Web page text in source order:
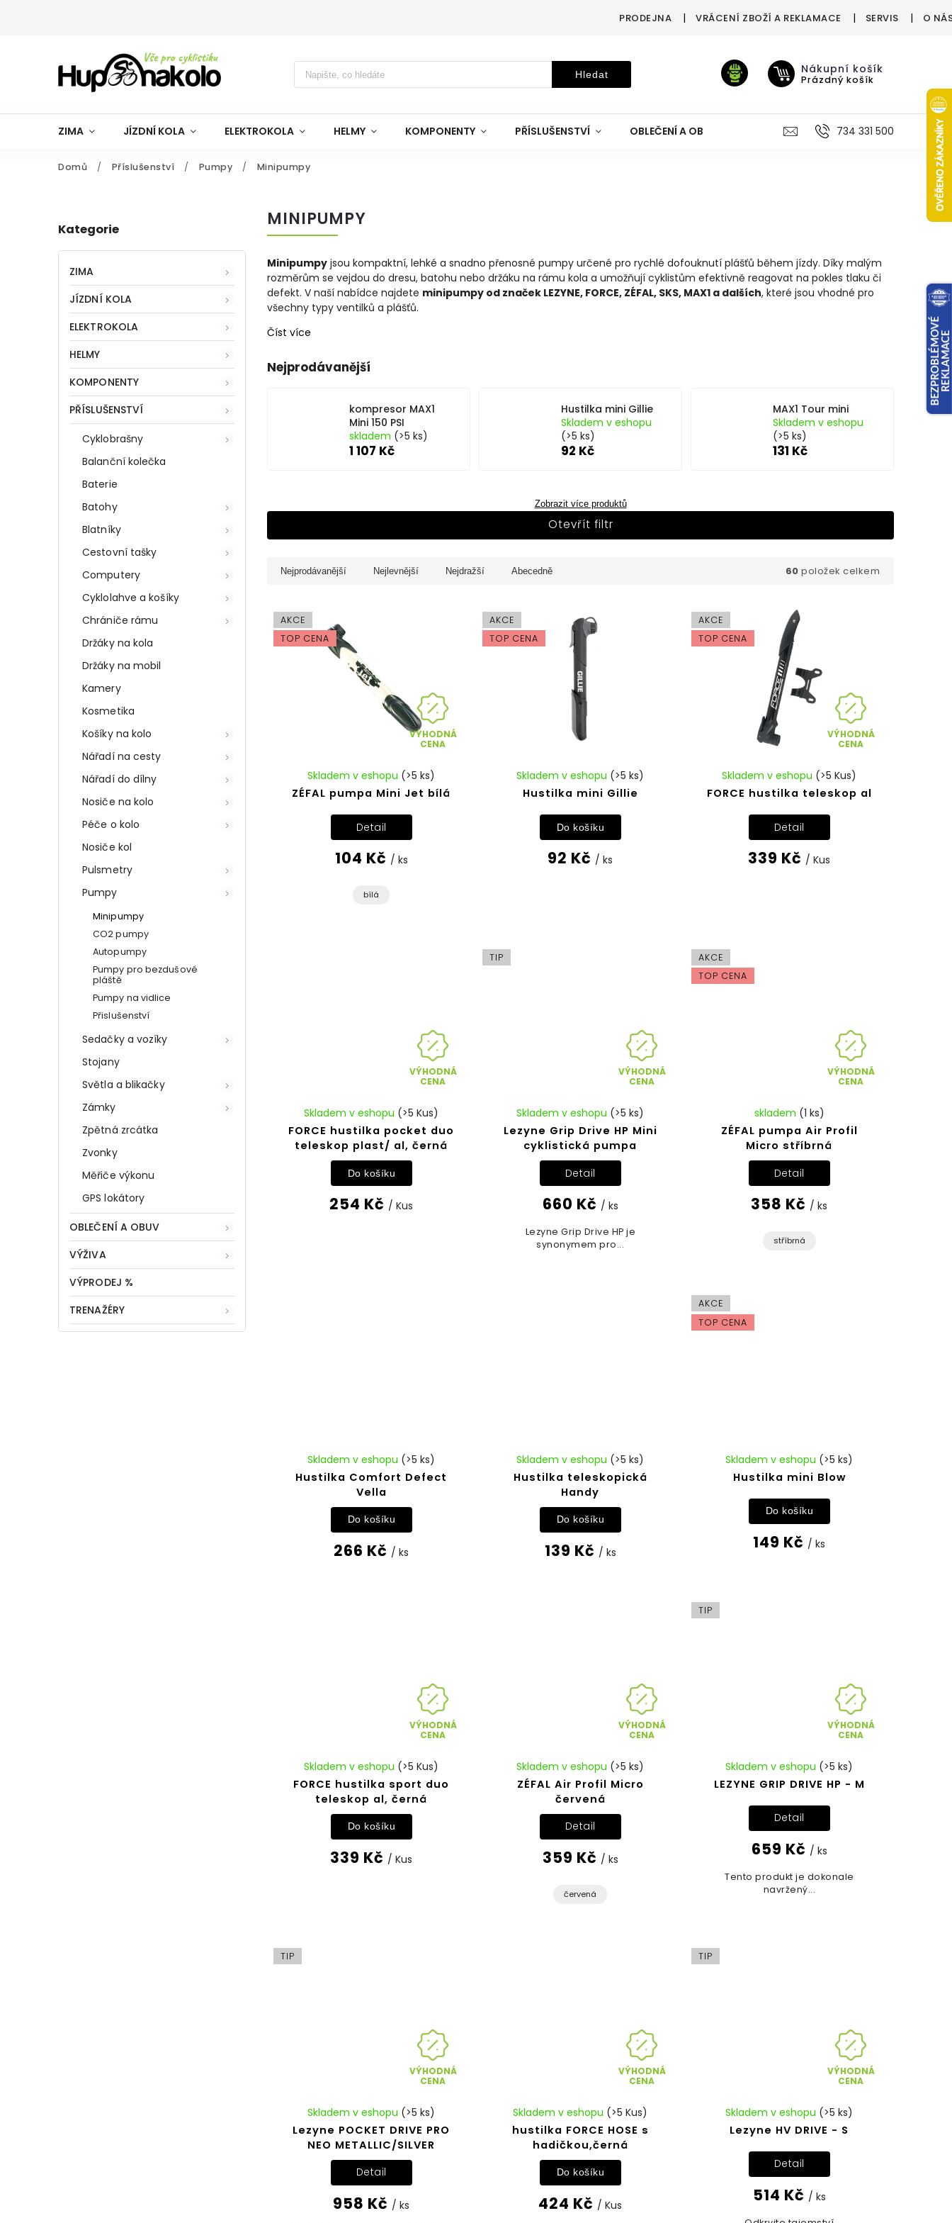
PRODEJNA VRÁCENÍ ZBOŽÍ A REKLAMACE SERVIS O
Hledat Nákupní košík
Prázdný košík
ZIMA JÍZDNÍ KOLA ELEKTROKOLA HELMY KOMPONENTY PŘÍSLUŠENSTVÍ OBLEČENÍ A OBUV VÝŽIVA VÝPRODEJ %
734 331 500
Domů / Příslušenství / Pumpy / Minipumpy
Kategorie
ZIMA
JÍZDNÍ KOLA
ELEKTROKOLA
HELMY
KOMPONENTY
PŘÍSLUŠENSTVÍ
Cyklobrašny
Balanční kolečka
Baterie
Batohy
Blatníky
Cestovní tašky
Computery
Cyklolahve a košíky
Chrániče rámu
Držáky na kola
Držáky na mobil
Kamery
Kosmetika
Košíky na kolo
Nářadí na cesty
Nářadí do dílny
Nosiče na kolo
Péče o kolo
Nosiče kol
Pulsmetry
Pumpy
Minipumpy
CO2 pumpy
Autopumpy
Pumpy pro bezdušové
pláště
Pumpy na vidlice
Přislušenství
Sedačky a vozíky
Stojany
Světla a blikačky
Zámky
Zpětná zrcátka
Zvonky
Měřiče výkonu
GPS lokátory
OBLEČENÍ A OBUV
VÝŽIVA
VÝPRODEJ %
TRENAŽÉRY
MINIPUMPY
Minipumpy jsou kompaktní, lehké a snadno přenosné pumpy určené pro rychlé dofouknutí plášťů během jízdy. Díky malým
rozměrům se vejdou do dresu, batohu nebo držáku na rámu kola a umožňují cyklistům efektivně reagovat na pokles tlaku či
defekt. V naší nabídce najdete minipumpy od značek LEZYNE, FORCE, ZÉFAL, SKS, MAX1 a dalších, které jsou vhodné pro
všechny typy ventilků a plášťů.
Číst více
Nejprodávanější
kompresor MAX1
Mini 150 PSI
skladem (>5 ks)
1 107 Kč
Hustilka mini Gillie
Skladem v eshopu
(>5 ks)
92 Kč
MAX1 Tour mini
Skladem v eshopu
(>5 ks)
131 Kč
Zobrazit více produktů
Otevřít filtr
Nejprodávanější Nejlevnější Nejdražší Abecedně 60 položek celkem
AKCE
TOP CENA
VÝHODNÁ
CENA
ZÉFAL pumpa Mini Jet bílá
Skladem v eshopu (>5 ks)
104 Kč / ks
Detail
bílá
AKCE
TOP CENA
Hustilka mini Gillie
Skladem v eshopu (>5 ks)
92 Kč / ks
Do košíku
AKCE
TOP CENA
VÝHODNÁ
CENA
FORCE hustilka teleskop al
Skladem v eshopu (>5 Kus)
339 Kč / Kus
Detail
VÝHODNÁ
CENA
FORCE hustilka pocket duo
teleskop plast/ al, černá
Skladem v eshopu (>5 Kus)
254 Kč / Kus
Do košíku
TIP
VÝHODNÁ
CENA
Lezyne Grip Drive HP Mini
cyklistická pumpa
Skladem v eshopu (>5 ks)
660 Kč / ks
Detail
Lezyne Grip Drive HP je
synonymem pro...
AKCE
TOP CENA
VÝHODNÁ
CENA
ZÉFAL pumpa Air Profil
Micro stříbrná
skladem (1 ks)
358 Kč / ks
Detail
stříbrná
Hustilka Comfort Defect
Vella
Skladem v eshopu (>5 ks)
266 Kč / ks
Do košíku
Hustilka teleskopická
Handy
Skladem v eshopu (>5 ks)
139 Kč / ks
Do košíku
AKCE
TOP CENA
Hustilka mini Blow
Skladem v eshopu (>5 ks)
149 Kč / ks
Do košíku
VÝHODNÁ
CENA
FORCE hustilka sport duo
teleskop al, černá
Skladem v eshopu (>5 Kus)
339 Kč / Kus
Do košíku
VÝHODNÁ
CENA
ZÉFAL Air Profil Micro
červená
Skladem v eshopu (>5 ks)
359 Kč / ks
Detail
červená
TIP
VÝHODNÁ
CENA
LEZYNE GRIP DRIVE HP - M
Skladem v eshopu (>5 ks)
659 Kč / ks
Detail
Tento produkt je dokonale
navržený...
TIP
VÝHODNÁ
CENA
Lezyne POCKET DRIVE PRO
NEO METALLIC/SILVER
Skladem v eshopu (>5 ks)
958 Kč / ks
Detail
VÝHODNÁ
CENA
hustilka FORCE HOSE s
hadičkou,černá
Skladem v eshopu (>5 Kus)
424 Kč / Kus
Do košíku
TIP
VÝHODNÁ
CENA
Lezyne HV DRIVE - S
Skladem v eshopu (>5 ks)
514 Kč / ks
Detail